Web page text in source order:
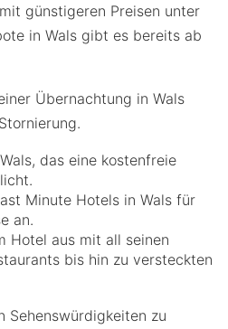
günstigeren Preisen unter
in Wals gibt es bereits ab
Übernachtung in Wals
das eine kostenfreie
Minute Hotels in Wals für
an.
Hotel aus mit all seinen
bis hin zu versteckten
Sehenswürdigkeiten zu